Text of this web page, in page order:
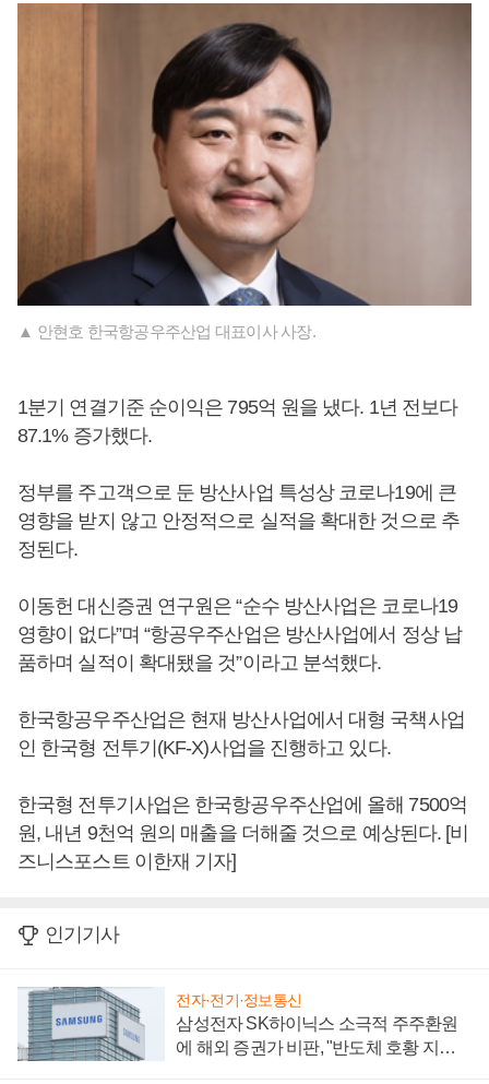
▲ 안현호 한국항공우주산업 대표이사 사장.
1분기 연결기준 순이익은 795억 원을 냈다. 1년 전보다
87.1% 증가했다.
정부를 주고객으로 둔 방산사업 특성상 코로나19에 큰
영향을 받지 않고 안정적으로 실적을 확대한 것으로 추
정된다.
이동헌 대신증권 연구원은 “순수 방산사업은 코로나19
영향이 없다”며 “항공우주산업은 방산사업에서 정상 납
품하며 실적이 확대됐을 것”이라고 분석했다.
한국항공우주산업은 현재 방산사업에서 대형 국책사업
인 한국형 전투기(KF-X)사업을 진행하고 있다.
한국형 전투기사업은 한국항공우주산업에 올해 7500억
원, 내년 9천억 원의 매출을 더해줄 것으로 예상된다. [비
즈니스포스트 이한재 기자]
인기기사
전자·전기·정보통신
삼성전자 SK하이닉스 소극적 주주환원
에 해외 증권가 비판, "반도체 호황 지속